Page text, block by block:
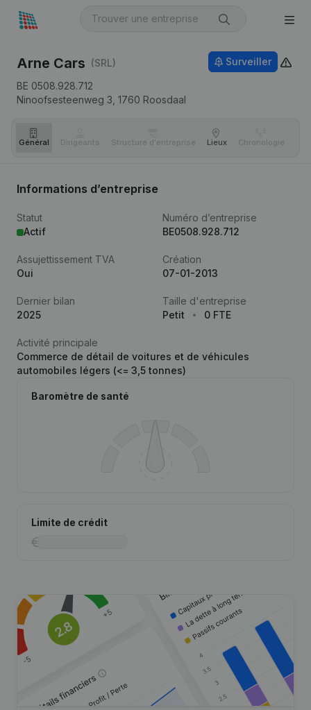
Arne Cars (SRL)
BE 0508.928.712
Ninoofsesteenweg 3, 1760 Roosdaal
Surveiller
Général Dirigeants Structure d'entreprise Lieux Chronologie
Informations d’entreprise
Statut
Actif
Numéro d’entreprise
BE0508.928.712
Assujettissement TVA
Oui
Création
07-01-2013
Dernier bilan
2025
Taille d'entreprise
Petit
0 FTE
Activité principale
Commerce de détail de voitures et de véhicules
automobiles légers (<= 3,5 tonnes)
Baromètre de santé
Limite de crédit